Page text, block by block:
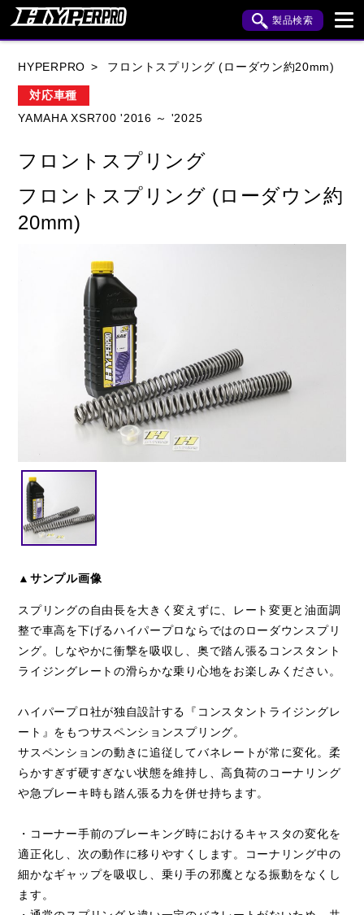
製品検索
BUELL
KTM
MV AGUSTA
TRIUMPH
閉じる
HYPERPRO フロントスプリング (ローダウン約20mm)
対応車種
YAMAHA XSR700 '2016 ～ '2025
フロントスプリング
フロントスプリング (ローダウン約
20mm)
▲サンプル画像
スプリングの自由長を大きく変えずに、レート変更と油面調
整で車高を下げるハイパープロならではのローダウンスプリ
ング。しなやかに衝撃を吸収し、奥で踏ん張るコンスタント
ライジングレートの滑らかな乗り心地をお楽しみください。
ハイパープロ社が独自設計する『コンスタントライジングレ
ート』をもつサスペンションスプリング。
サスペンションの動きに追従してバネレートが常に変化。柔
らかすぎず硬すぎない状態を維持し、高負荷のコーナリング
や急ブレーキ時も踏ん張る力を併せ持ちます。
・コーナー手前のブレーキング時におけるキャスタの変化を
適正化し、次の動作に移りやすくします。コーナリング中の
細かなギャップを吸収し、乗り手の邪魔となる振動をなくし
ます。